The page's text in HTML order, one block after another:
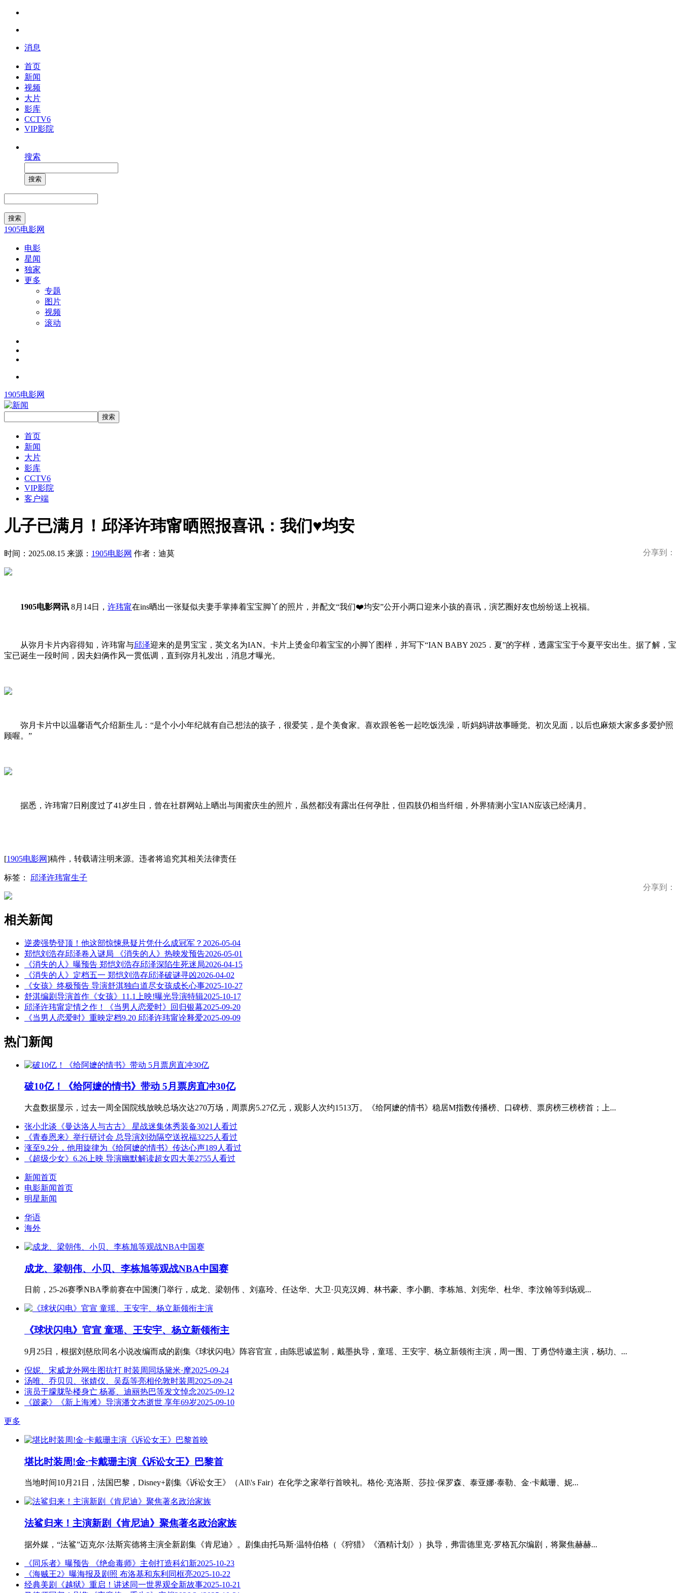
消息
首页
新闻
视频
大片
影库
CCTV6
VIP影院
搜索
1905电影网
电影
星闻
独家
更多
专题
图片
视频
滚动
1905电影网
首页
新闻
大片
影库
CCTV6
VIP影院
客户端
儿子已满月！邱泽许玮甯晒照报喜讯：我们♥均安
时间：2025.08.15 来源： 1905电影网 作者：迪莫 分享到：
1905电影网讯 8月14日， 许玮甯在ins晒出一张疑似夫妻手掌捧着宝宝脚丫的照片，并配文“我们❤️均安”公开小两口迎来小孩的喜讯，演艺圈好友也纷纷送上祝福。
从弥月卡片内容得知，许玮甯与邱泽迎来的是男宝宝，英文名为IAN。卡片上烫金印着宝宝的小脚丫图样，并写下“IAN BABY 2025．夏”的字样，透露宝宝于今夏平安出生。据了解，宝
宝已诞生一段时间，因夫妇俩作风一贯低调，直到弥月礼发出，消息才曝光。
弥月卡片中以温馨语气介绍新生儿：“是个小小年纪就有自己想法的孩子，很爱笑，是个美食家。喜欢跟爸爸一起吃饭洗澡，听妈妈讲故事睡觉。初次见面，以后也麻烦大家多多爱护照
顾喔。”
据悉，许玮甯7日刚度过了41岁生日，曾在社群网站上晒出与闺蜜庆生的照片，虽然都没有露出任何孕肚，但四肢仍相当纤细，外界猜测小宝IAN应该已经满月。
[1905电影网]稿件，转载请注明来源。违者将追究其相关法律责任
标签： 邱泽许玮甯生子
分享到：
相关新闻
逆袭强势登顶！他这部惊悚悬疑片凭什么成冠军？ 2026-05-04
郑恺刘浩存邱泽卷入谜局 《消失的人》热映发预告2026-05-01
《消失的人》曝预告 郑恺刘浩存邱泽深陷生死迷局2026-04-15
《消失的人》定档五一 郑恺刘浩存邱泽破谜寻凶2026-04-02
《女孩》终极预告 导演舒淇独白道尽女孩成长心事2025-10-27
舒淇编剧导演首作《女孩》11.1上映!曝光导演特辑2025-10-17
邱泽许玮甯定情之作！《当男人恋爱时》回归银幕2025-09-20
《当男人恋爱时》重映定档9.20 邱泽许玮甯诠释爱2025-09-09
热门新闻
破10亿！《给阿嬷的情书》带动 5月票房直冲30亿
大盘数据显示，过去一周全国院线放映总场次达270万场，周票房5.27亿元，观影人次约1513万。《给阿嬷的情书》稳居M指数传播榜、口碑榜、票房榜三榜榜首；上...
张小北谈《曼达洛人与古古》 星战迷集体秀装备3021人看过
《青春恩来》举行研讨会 总导演刘劲隔空送祝福3225人看过
涨至9.2分，他用旋律为《给阿嬷的情书》传达心声189人看过
《超级少女》6.26上映 导演幽默解读超女四大美2755人看过
新闻首页
电影新闻首页
明星新闻
华语
海外
成龙、梁朝伟、小贝、李栋旭等观战NBA中国赛
日前，25-26赛季NBA季前赛在中国澳门举行，成龙、梁朝伟 、刘嘉玲、任达华、大卫·贝克汉姆、林书豪、李小鹏、李栋旭、刘宪华、杜华、李汶翰等到场观...
《球状闪电》官宣 童瑶、王安宇、杨立新领衔主
9月25日，根据刘慈欣同名小说改编而成的剧集《球状闪电》阵容官宣，由陈思诚监制，戴墨执导，童瑶、王安宇、杨立新领衔主演，周一围、丁勇岱特邀主演，杨玏、...
倪妮、宋威龙外网生图抗打 时装周同场黛米·摩2025-09-24
汤唯、乔贝贝、张婧仪、吴磊等亮相伦敦时装周2025-09-24
演员于朦胧坠楼身亡 杨幂、迪丽热巴等发文悼念2025-09-12
《跛豪》《新上海滩》导演潘文杰逝世 享年69岁2025-09-10
更多
堪比时装周!金·卡戴珊主演《诉讼女王》巴黎首
当地时间10月21日，法国巴黎，Disney+剧集《诉讼女王》（All\'s Fair）在化学之家举行首映礼。格伦·克洛斯、莎拉·保罗森、泰亚娜·泰勒、金·卡戴珊、妮...
法鲨归来！主演新剧《肯尼迪》聚焦著名政治家族
据外媒，“法鲨”迈克尔·法斯宾德将主演全新剧集《肯尼迪》。剧集由托马斯·温特伯格（《狩猎》《酒精计划》）执导，弗雷德里克·罗格瓦尔编剧，将聚焦赫赫...
《同乐者》曝预告 《绝命毒师》主创打造科幻新2025-10-23
《海贼王2》曝海报及剧照 布洛基和东利同框亮2025-10-22
经典美剧《越狱》重启！讲述同一世界观全新故事2025-10-21